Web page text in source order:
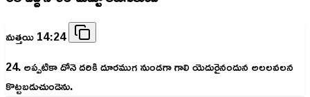
మత్తయి 14:24
24. అప్పటికా దోనె దరికి దూరముగ నుండగా గాలి యెదురైనందున అలలవలన
కొట్టబడుచుండెను.